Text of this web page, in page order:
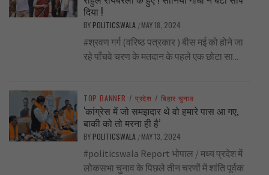
दिया !
BY POLITICSWALA / MAY 18, 2024
#श्रवण गर्ग (वरिष्ठ पत्रकार ) बीस मई को होने जा
रहे पाँचवे चरण के मतदान के पहले एक छोटा सा...
TOP BANNER / प्रदेश / बिहार चुनाव
‘कांग्रेस में जो समझदार थे वो हमारे पास आ गए,
बाकी को तो मरना ही है’
BY POLITICSWALA / MAY 13, 2024
#politicswala Report भोपाल / मध्य प्रदेश में
लोकसभा चुनाव के पिछले तीन चरणों में शांति पूर्वक